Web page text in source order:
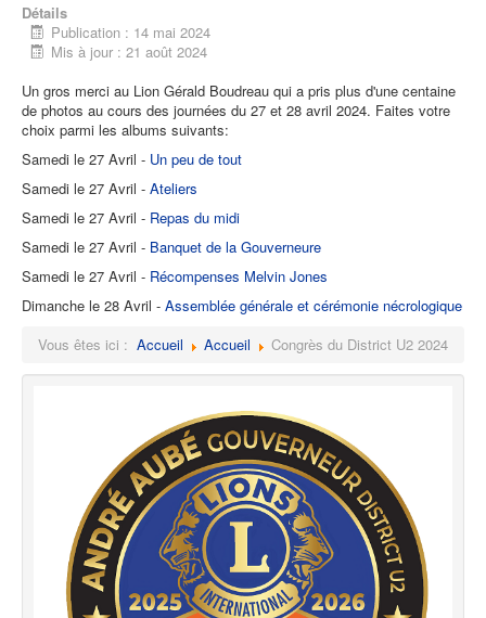
Détails
Publication : 14 mai 2024
Mis à jour : 21 août 2024
Un gros merci au Lion Gérald Boudreau qui a pris plus d'une centaine
de photos au cours des journées du 27 et 28 avril 2024. Faites votre
choix parmi les albums suivants:
Samedi le 27 Avril - Un peu de tout
Samedi le 27 Avril - Ateliers
Samedi le 27 Avril - Repas du midi
Samedi le 27 Avril - Banquet de la Gouverneure
Samedi le 27 Avril - Récompenses Melvin Jones
Dimanche le 28 Avril - Assemblée générale et cérémonie nécrologique
Vous êtes ici : Accueil Accueil Congrès du District U2 2024